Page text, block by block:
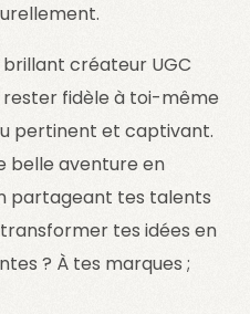
créateur UGC
fidèle à toi-même
pertinent et captivant.
belle aventure en
partageant tes talents
tes idées en
? À tes marques ;